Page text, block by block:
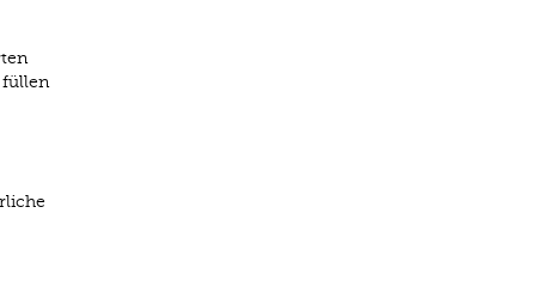
füllen